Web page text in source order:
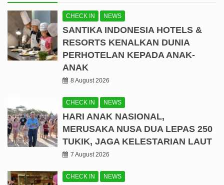
CHECK IN NEWS
SANTIKA INDONESIA HOTELS &
RESORTS KENALKAN DUNIA
PERHOTELAN KEPADA ANAK-
ANAK
8 August 2026
CHECK IN NEWS
HARI ANAK NASIONAL,
MERUSAKA NUSA DUA LEPAS 250
TUKIK, JAGA KELESTARIAN LAUT
7 August 2026
CHECK IN NEWS